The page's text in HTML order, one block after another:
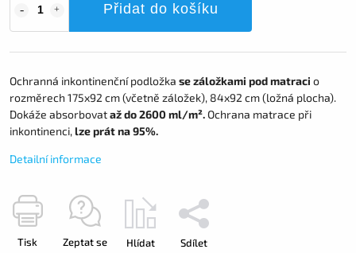
Přidat do košíku
Ochranná inkontinenční podložka se záložkami pod matraci o
rozměrech 175x92 cm (včetně záložek), 84x92 cm (ložná plocha).
Dokáže absorbovataž do 2600 ml/m².Ochrana matrace při
inkontinenci,lze prát na 95%.
Detailní informace
Tisk Zeptat se Hlídat Sdílet